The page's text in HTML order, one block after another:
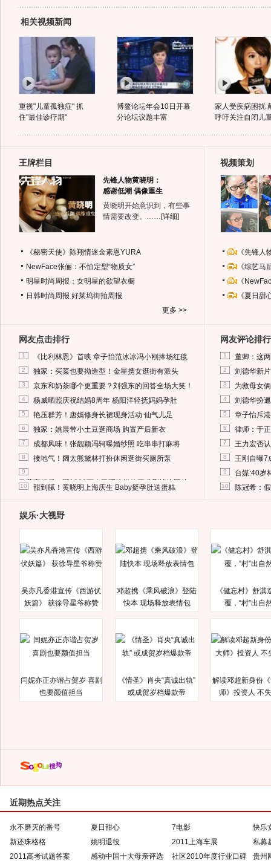
相关视频新闻
重视"儿童孤独症" 抓
住"最佳诊疗期"
博鳌论坛年会10日开幕
分论坛议题丰富
家人受疾病困扰
呼吁关注自闭儿
王牌栏目
先锋人物黄晓明：
感谢低潮 偶像重生
黄晓明开始意识到，有些事
情需要改变。…… [详细]
《秘密天使》陈翔情迷金素恩YURA
NewFace张俪：不怕定型“物质女”
明星时尚周报：女明星的欲望衣橱
日韩时尚周报 好莱坞街拍周报
更多 >>
视频策划
《先锋
《综艺
《
《夏日
网友点击排行
1 《比利林恩》首映 章子怡范冰冰冯小刚捧场红毯
2 独家：买菜也要拗造型！金星携女逛街有派头
3 京东和奶茶哪个更重要？刘强东的回答全场大笑！
4 杨威晒照庆祝结婚8周年 杨阳洋轻抚妈妈孕肚
5 艳压群芳！唐嫣修身长裙现身活动 仙气儿足
6 独家：姚晨带小土豆逛商场 购置产后新衣
7 成都风味！张靓颖冯轲曝婚纱照 吃串串打麻将
8 接地气！阔太熊黛林打扮休闲逛街买厕所泵
9
马蓉离婚后，砸1000万人民币给媒体要求删掉这照片
10 甜到腻！黄晓明上海庆生 Baby挺孕肚送蛋糕
网友评论排行
1 董卿：这
2 刘德华新
3 为救母女
4 刘德华扮
5 章子怡斥
6 律师：于
7 王力宏否
8 王刚自曝7
9 台媒:40岁
10 陈冠希：
娱乐·大视野
吴亦凡香港宣传《西游伏
妖篇》 获徐导星爷称赞
邓超携《乘风破浪》登陆
快本 现场释放表情包
《健忘村》舒淇
覆，“村”出自
闫妮亦正亦谐占贺岁 喜剧
也要颜值担当
《情圣》肖央“真诚出轨”
或成贺岁档爆款帝
解读邓超新身份
师》投资人 不
近期热点关注
永不磨灭的番号 夏日甜心 7电影
快乐
新还珠格格
姚明退役 2011上海车展
私募
2011高考试题答案
感动中国十大母亲评选
社区2010年度行业口碑
贵州